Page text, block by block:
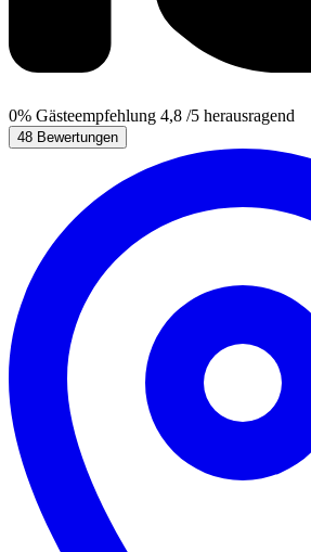
0% Gästeempfehlung 4,8 /5 herausragend
48 Bewertungen